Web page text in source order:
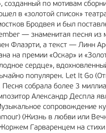
по мотивам
в «золотой список»
Бродвея и был
— знаменитая песня из
Флаэрти, а текст — Линн
на премии «Оскар» и
сердце»,
популярен. Let It Go
собрала более 3
Александр Деспла
сопровождение
(Жизнь в любви или
Гарваренцем на